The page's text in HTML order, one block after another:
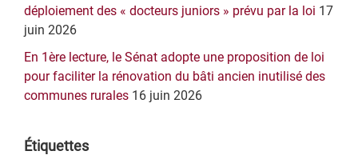
déploiement des « docteurs juniors » prévu par la loi 17
juin 2026
En 1ère lecture, le Sénat adopte une proposition de loi
pour faciliter la rénovation du bâti ancien inutilisé des
communes rurales 16 juin 2026
Étiquettes